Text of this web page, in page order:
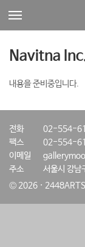
Navitna
내용을 준비중입니다.
전화
02-554-
팩스
02-554-
이메일
주소
서울시 강남
© 2026 ·